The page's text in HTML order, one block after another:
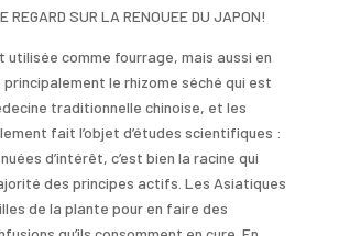
REGARD SUR LA RENOUEE DU JAPON!
utilisée comme fourrage, mais aussi en
principalement le rhizome séché qui est
traditionnelle chinoise, et les
fait l’objet d’études scientifiques :
d’intérêt, c’est bien la racine qui
des principes actifs. Les Asiatiques
de la plante pour en faire des